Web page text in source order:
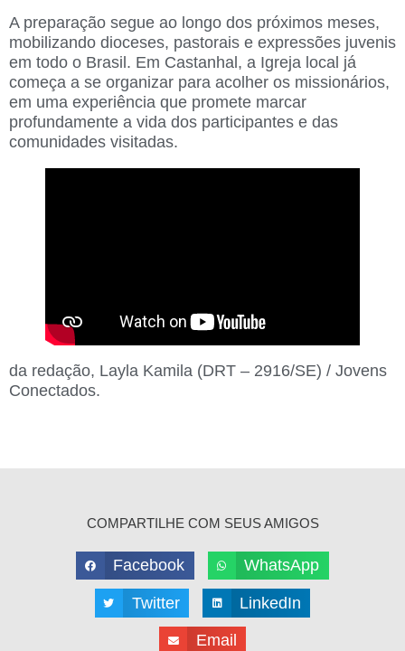
A preparação segue ao longo dos próximos meses,
mobilizando dioceses, pastorais e expressões juvenis
em todo o Brasil. Em Castanhal, a Igreja local já
começa a se organizar para acolher os missionários,
em uma experiência que promete marcar
profundamente a vida dos participantes e das
comunidades visitadas.
da redação, Layla Kamila (DRT – 2916/SE) / Jovens
Conectados.
COMPARTILHE COM SEUS AMIGOS
Facebook WhatsApp
Twitter LinkedIn
Email